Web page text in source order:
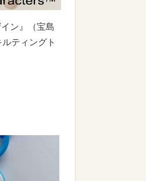
ン』（宝島
ティングト